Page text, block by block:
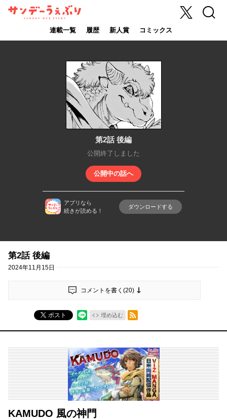
サンデーうぇ
連載一覧 履歴 新人賞 コミックス
X 検索
第2話 後編
公開終了しました
公開中の話へ
アプリなら
続きが読める！
ダウンロードする
第2話 後編
2024年11月15日
コメントを書く(20)
ポスト 埋め込む
RSSフィード
KAMUDO 風の神門